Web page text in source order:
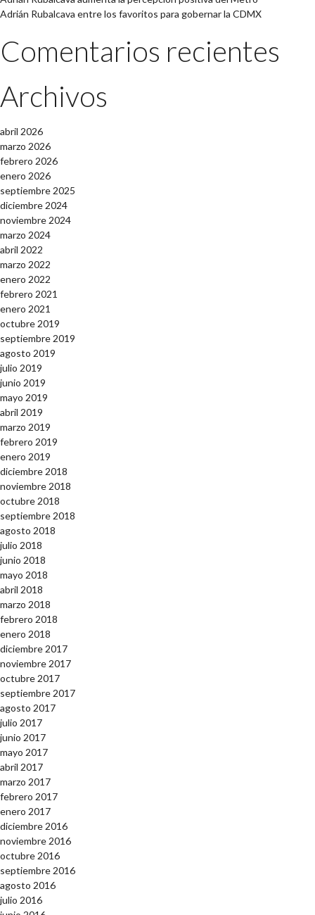
Adrián Rubalcava entre los favoritos para gobernar la CDMX
Comentarios recientes
Archivos
abril 2026
marzo 2026
febrero 2026
enero 2026
septiembre 2025
diciembre 2024
noviembre 2024
marzo 2024
abril 2022
marzo 2022
enero 2022
febrero 2021
enero 2021
octubre 2019
septiembre 2019
agosto 2019
julio 2019
junio 2019
mayo 2019
abril 2019
marzo 2019
febrero 2019
enero 2019
diciembre 2018
noviembre 2018
octubre 2018
septiembre 2018
agosto 2018
julio 2018
junio 2018
mayo 2018
abril 2018
marzo 2018
febrero 2018
enero 2018
diciembre 2017
noviembre 2017
octubre 2017
septiembre 2017
agosto 2017
julio 2017
junio 2017
mayo 2017
abril 2017
marzo 2017
febrero 2017
enero 2017
diciembre 2016
noviembre 2016
octubre 2016
septiembre 2016
agosto 2016
julio 2016